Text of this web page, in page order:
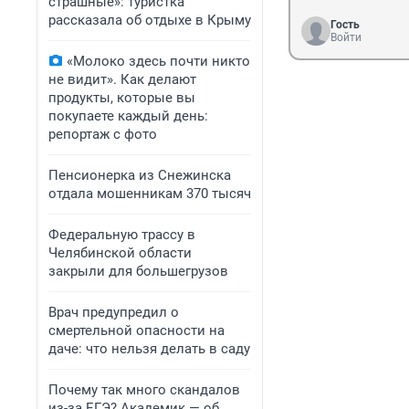
рассказала об отдыхе в Крыму
«Молоко здесь почти никто
не видит». Как делают
продукты, которые вы
покупаете каждый день:
репортаж с фото
Пенсионерка из Снежинска
отдала мошенникам 370 тысяч
Федеральную трассу в
Челябинской области
закрыли для большегрузов
Врач предупредил о
смертельной опасности на
даче: что нельзя делать в саду
Почему так много скандалов
Гость
Войти